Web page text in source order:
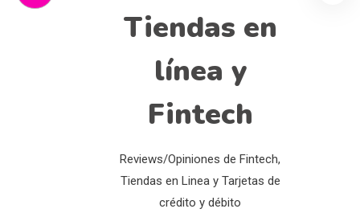
Tiendas en
línea y
Fintech
Reviews/Opiniones de Fintech,
Tiendas en Linea y Tarjetas de
crédito y débito